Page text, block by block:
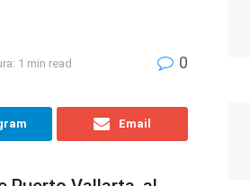
1 min read 0
Email